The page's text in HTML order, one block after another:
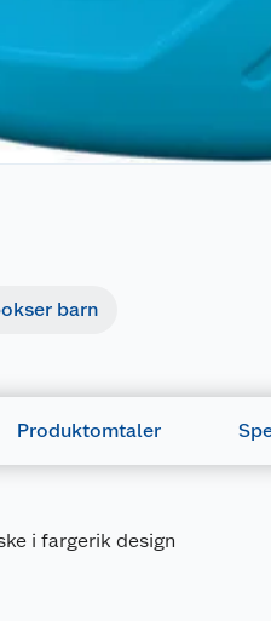
barn
Produktomtaler
i fargerik design